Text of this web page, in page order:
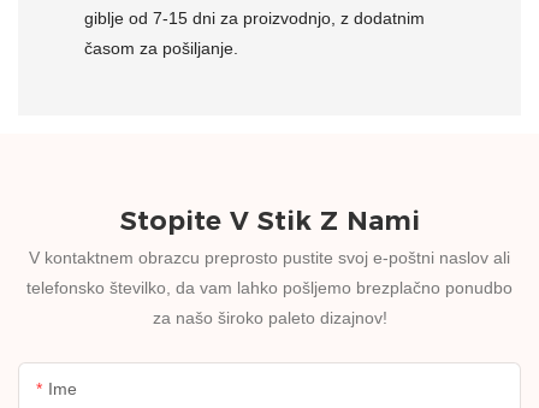
giblje od 7-15 dni za proizvodnjo, z dodatnim
časom za pošiljanje.
Stopite V Stik Z Nami
V kontaktnem obrazcu preprosto pustite svoj e-poštni naslov ali
telefonsko številko, da vam lahko pošljemo brezplačno ponudbo
za našo široko paleto dizajnov!
Ime